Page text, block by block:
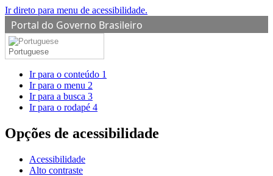
Ir direto para menu de acessibilidade.
Portal do Governo Brasileiro
Portuguese
Ir para o conteúdo 1
Ir para o menu 2
Ir para a busca 3
Ir para o rodapé 4
Opções de acessibilidade
Acessibilidade
Alto contraste